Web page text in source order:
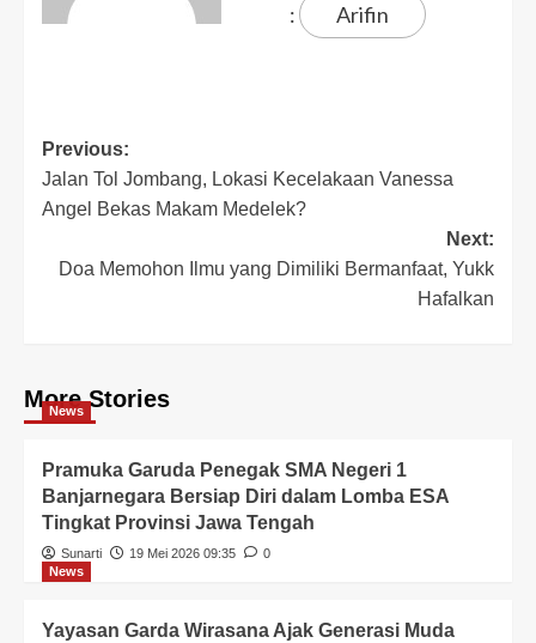
: Arifin
Previous:
Jalan Tol Jombang, Lokasi Kecelakaan Vanessa
Angel Bekas Makam Medelek?
Next:
Doa Memohon Ilmu yang Dimiliki Bermanfaat, Yukk
Hafalkan
More Stories
News
Pramuka Garuda Penegak SMA Negeri 1
Banjarnegara Bersiap Diri dalam Lomba ESA
Tingkat Provinsi Jawa Tengah
Sunarti 19 Mei 2026 09:35
0
News
Yayasan Garda Wirasana Ajak Generasi Muda